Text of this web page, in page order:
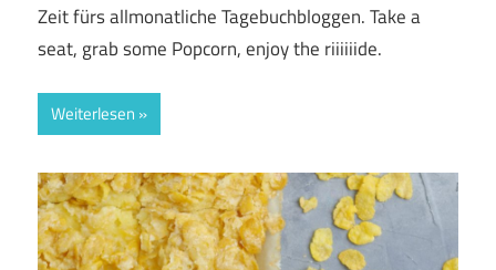
Zeit fürs allmonatliche Tagebuchbloggen. Take a
seat, grab some Popcorn, enjoy the riiiiiide.
Weiterlesen